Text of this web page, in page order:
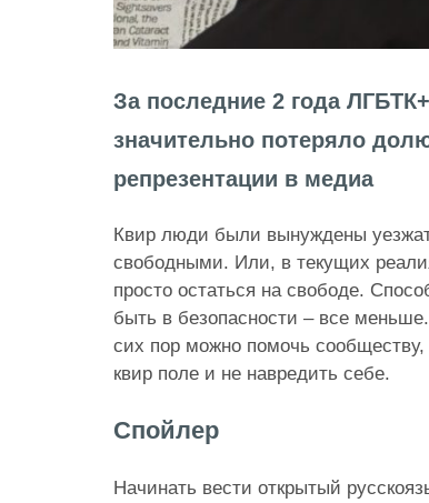
За последние 2 года
значительно потеряло
репрезентации в медиа
Квир люди были вынуждены
свободными. Или, в текущих
просто остаться на свободе.
быть в безопасности – все
сих пор можно помочь
квир поле и не навредить себе.
Спойлер
Начинать вести открытый